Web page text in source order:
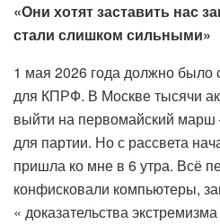
«Они хотят заставить нас
стали слишком сильными»
1 мая 2026 года должно было
для КПРФ. В Москве тысячи
выйти на первомайский
для партии. Но с рассвета
пришла ко мне в 6 утра. Всё
конфисковали компьютеры,
« доказательства